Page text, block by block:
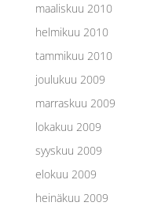
maaliskuu 2010
helmikuu 2010
tammikuu 2010
joulukuu 2009
marraskuu 2009
lokakuu 2009
syyskuu 2009
elokuu 2009
heinäkuu 2009